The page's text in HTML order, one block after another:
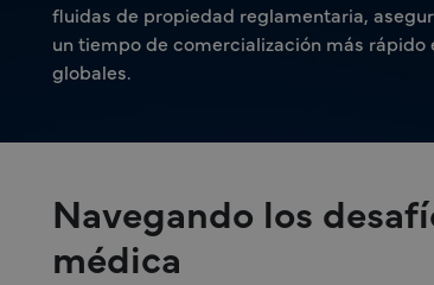
fluidas de propiedad reglamentaria,
un tiempo de comercialización más rápido
globales.
Navegando los
médica